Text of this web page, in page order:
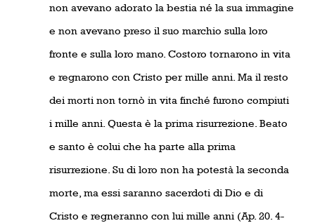
non avevano adorato la bestia né la sua immagine
e non avevano preso il suo marchio sulla loro
fronte e sulla loro mano. Costoro tornarono in vita
e regnarono con Cristo per mille anni. Ma il resto
dei morti non tornò in vita finché furono compiuti
i mille anni. Questa è la prima risurrezione. Beato
e santo è colui che ha parte alla prima
risurrezione. Su di loro non ha potestà la seconda
morte, ma essi saranno sacerdoti di Dio e di
Cristo e regneranno con lui mille anni (Ap. 20. 4-